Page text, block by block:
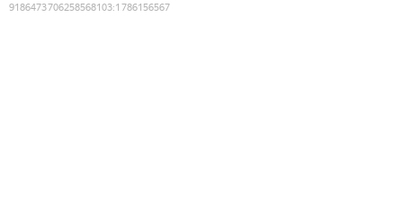
9186473706258568103:1786156567